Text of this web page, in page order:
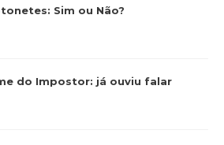
Sim ou Não?
do Impostor: já ouviu falar